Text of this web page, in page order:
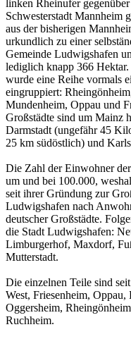
linken Rheinufer
Schwesterstadt Mannheim
aus der bisherigen
urkundlich zu einer
Gemeinde Ludwigshafen
lediglich knapp 366
wurde eine Reihe vormals
eingruppiert:
Mundenheim, Oppau und
Großstädte sind um Mainz
Darmstadt (ungefähr 45
25 km südöstlich) und
Die Zahl der Einwohner
um und bei 100.000,
seit ihrer Gründung zur
Ludwigshafen nach
deutscher Großstädte.
die Stadt Ludwigshafen:
Limburgerhof, Maxdorf,
Mutterstadt.
Die einzelnen Teile sind
West, Friesenheim,
Oggersheim,
Ruchheim.